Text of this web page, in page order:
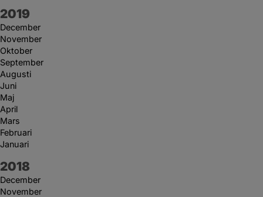
År:
2019
December
November
Oktober
September
Augusti
Juni
Maj
April
Mars
Februari
Januari
År:
2018
December
November